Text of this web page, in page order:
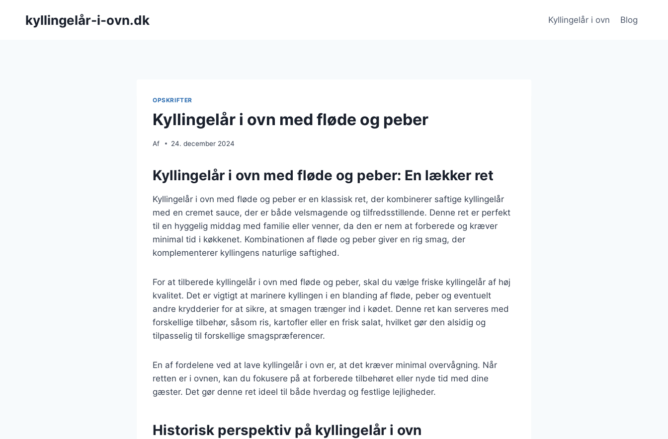
kyllingelår-i-ovn.dk Kyllingelår i ovn Blog
OPSKRIFTER
Kyllingelår i ovn med fløde og peber
Af 24. december 2024
Kyllingelår i ovn med fløde og peber: En lækker ret
Kyllingelår i ovn med fløde og peber er en klassisk ret, der kombinerer saftige kyllingelår
med en cremet sauce, der er både velsmagende og tilfredsstillende. Denne ret er perfekt
til en hyggelig middag med familie eller venner, da den er nem at forberede og kræver
minimal tid i køkkenet. Kombinationen af fløde og peber giver en rig smag, der
komplementerer kyllingens naturlige saftighed.
For at tilberede kyllingelår i ovn med fløde og peber, skal du vælge friske kyllingelår af høj
kvalitet. Det er vigtigt at marinere kyllingen i en blanding af fløde, peber og eventuelt
andre krydderier for at sikre, at smagen trænger ind i kødet. Denne ret kan serveres med
forskellige tilbehør, såsom ris, kartofler eller en frisk salat, hvilket gør den alsidig og
tilpasselig til forskellige smagspræferencer.
En af fordelene ved at lave kyllingelår i ovn er, at det kræver minimal overvågning. Når
retten er i ovnen, kan du fokusere på at forberede tilbehøret eller nyde tid med dine
gæster. Det gør denne ret ideel til både hverdag og festlige lejligheder.
Historisk perspektiv på kyllingelår i ovn